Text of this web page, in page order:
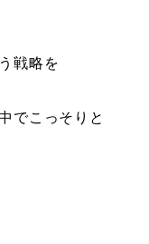
戦略を
でこっそりと